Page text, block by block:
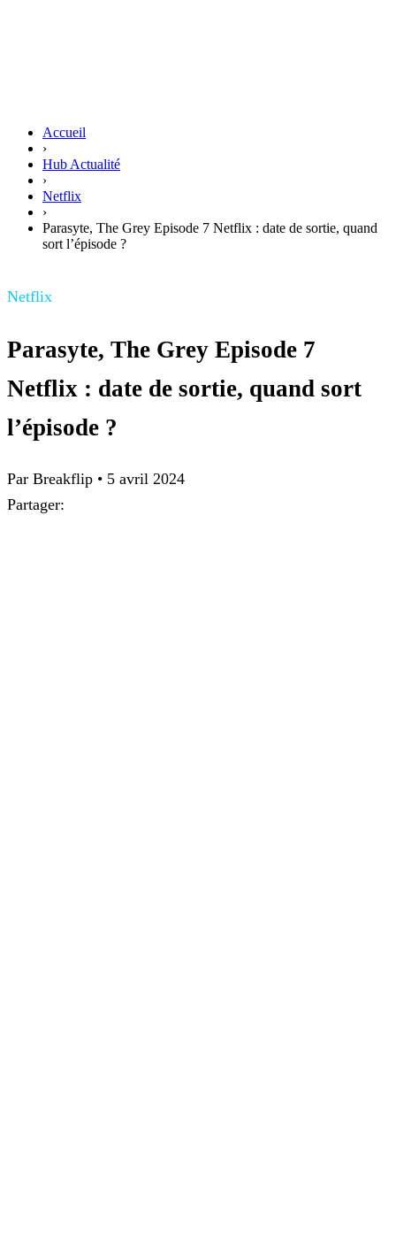
Accueil
›
Hub Actualité
›
Netflix
›
Parasyte, The Grey Episode 7 Netflix : date de sortie, quand
sort l’épisode ?
Netflix
Parasyte, The Grey Episode 7
Netflix : date de sortie, quand sort
l’épisode ?
Par Breakflip • 5 avril 2024
Partager: